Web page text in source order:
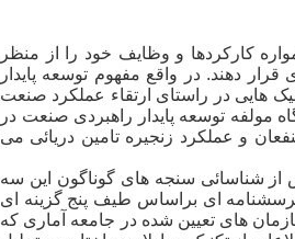
کارکردها و وظایف خود را از منظر
دهند. در واقع مفهوم توسعه پایدار
هایی در راستای ارتقاء عملکرد صنعت
مولفه توسعه پایدار راهبردی صنعت در
و عملکرد زنجیره تامین دریائی می­
شناسائی سنجه­ های گوناگون این سه
ای براساس طیف پنج­ گزینه ­ای
هیئت مدیره سازمان های تعیین شده در جامعه آماری که